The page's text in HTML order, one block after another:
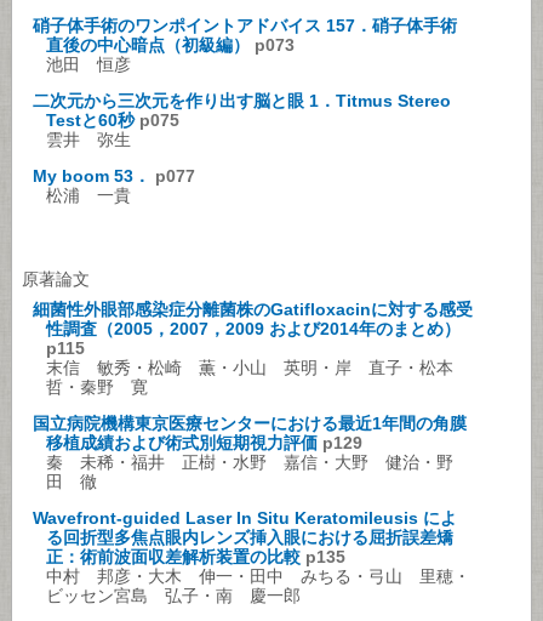
硝子体手術のワンポイントアドバイス 157．硝子体手術
直後の中心暗点（初級編）
p073
池田 恒彦
二次元から三次元を作り出す脳と眼 1．Titmus Stereo
Testと60秒 p075
雲井 弥生
My boom 53．
p077
松浦 一貴
原著論文
細菌性外眼部感染症分離菌株のGatifloxacinに対する感受
性調査（2005，2007，2009 および2014年のまとめ）
p115
末信 敏秀・松崎 薫・小山 英明・岸 直子・松本
哲・秦野 寛
国立病院機構東京医療センターにおける最近1年間の角膜
移植成績および術式別短期視力評価 p129
秦 未稀・福井 正樹・水野 嘉信・大野 健治・野
田 徹
Wavefront-guided Laser In Situ Keratomileusis によ
る回折型多焦点眼内レンズ挿入眼における屈折誤差矯
正：術前波面収差解析装置の比較 p135
中村 邦彦・大木 伸一・田中 みちる・弓山 里穂・
ビッセン宮島 弘子・南 慶一郎